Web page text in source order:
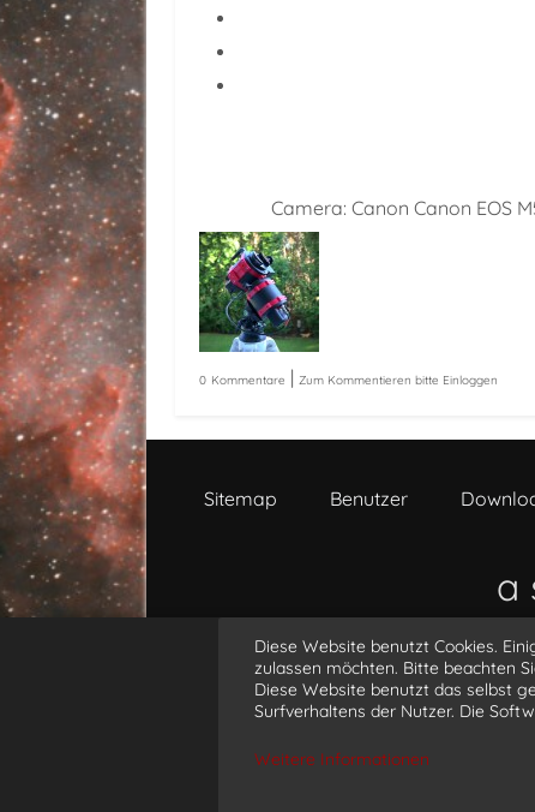
Camera: Canon Canon EOS
0 Kommentare | Zum Kommentieren bitte Einloggen
Sitemap Benutzer
a
Diese Website benutzt Cookies.
zulassen möchten. Bitte beachten
Diese Website benutzt das selbst
Surfverhaltens der Nutzer. Die
Weitere Informationen